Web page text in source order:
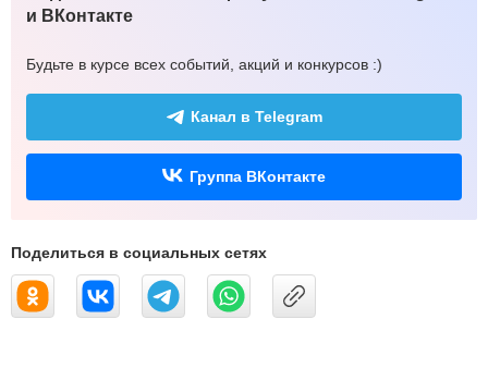
и ВКонтакте
Будьте в курсе всех событий, акций и конкурсов :)
Канал в Telegram
Группа ВКонтакте
Поделиться в социальных сетях